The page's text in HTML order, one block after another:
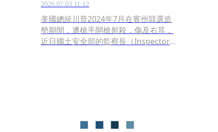
2026.07.03 11:12
美國總統川普2024年7月在賓州競選造
勢期間，遭槍手開槍射殺，傷及右耳，
近日國土安全部的監察長（Inspector